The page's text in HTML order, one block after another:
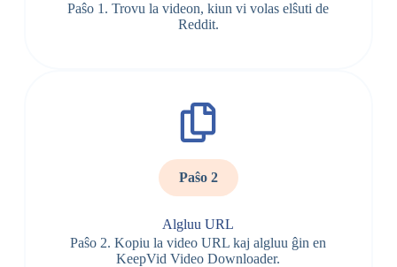
Paŝo 1. Trovu la videon, kiun vi volas elŝuti de
Reddit.
Paŝo 2
Algluu URL
Paŝo 2. Kopiu la video URL kaj algluu ĝin en
KeepVid Video Downloader.